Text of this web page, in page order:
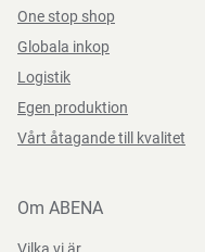
One stop shop
Globala inkop
Logistik
Egen produktion
Vårt åtagande till kvalitet
Om ABENA